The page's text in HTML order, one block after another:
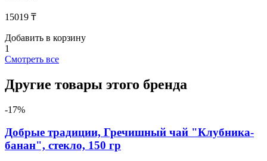
15019 ₸
Добавить в корзину
1
Смотреть все
Другие товары этого бренда
-17%
Добрые традиции, Гречишный чай "Клубника-
банан", стекло, 150 гр